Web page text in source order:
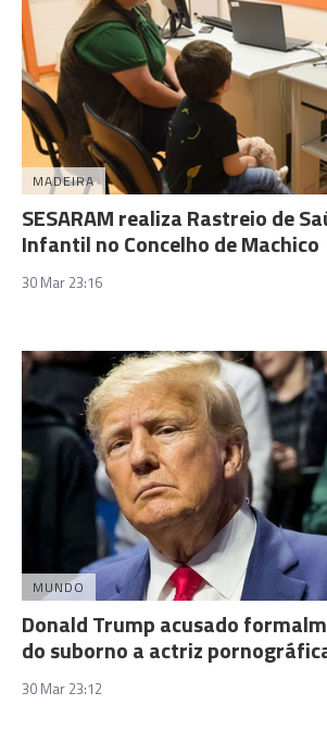
MADEIRA
SESARAM realiza Rastreio de
Infantil no Concelho de Machico
30 Mar 23:16
MUNDO
Donald Trump acusado
do suborno a actriz
30 Mar 23:12